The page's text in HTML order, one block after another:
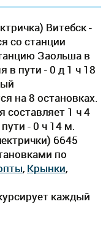
Витебск -
со станции
Заольша в
в пути - 0 д 1 ч 18
на 8 остановках.
составляет 1 ч 4
- 0 ч 14 м.
6645
по
, Крынки,
каждый